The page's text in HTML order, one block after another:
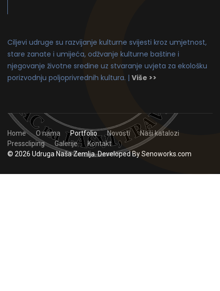
Ciljevi udruge su razvijanje kulturne svijesti kroz umjetnost,
stare zanate i umijeća, odžvanje kulturne baštine i
njegovanje životne sredine uz stvaranje uvjeta za ekološku
porizvodnju poljoprivrednih kultura. | Više >>
Home O nama Portfolio Novosti
Naši katalozi
Presscliping
Galerije
Kontakt
© 2026 Udruga Naša Zemlja. Developed By Senoworks.com